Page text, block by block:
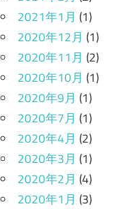
2021年1月 (1)
2020年12月 (1)
2020年11月 (2)
2020年10月 (1)
2020年9月 (1)
2020年7月 (1)
2020年4月 (2)
2020年3月 (1)
2020年2月 (4)
2020年1月 (3)